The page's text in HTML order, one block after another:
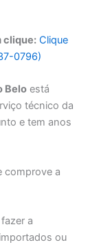
clique: Clique
0796)
Belo está
técnico da
e tem anos
comprove a
a
ou